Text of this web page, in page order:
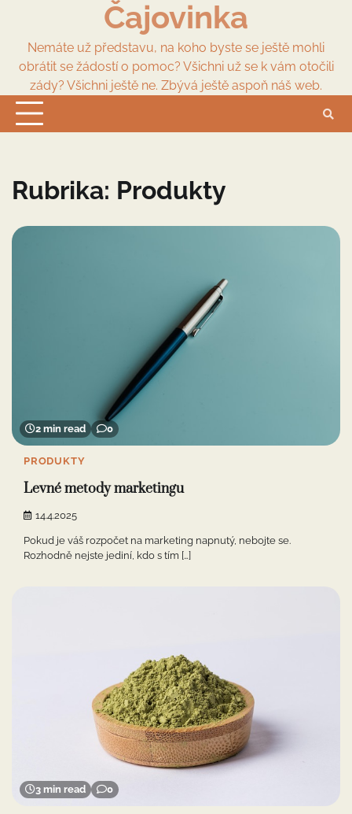
content
Čajovinka
Nemáte už představu, na koho byste se ještě mohli
obrátit se žádostí o pomoc? Všichni už se k vám otočili
zády? Všichni ještě ne. Zbývá ještě aspoň náš web.
Rubrika: Produkty
2 min read 0
PRODUKTY
Levné metody marketingu
14.4.2025
Pokud je váš rozpočet na marketing napnutý, nebojte se.
Rozhodně nejste jediní, kdo s tím […]
3 min read 0